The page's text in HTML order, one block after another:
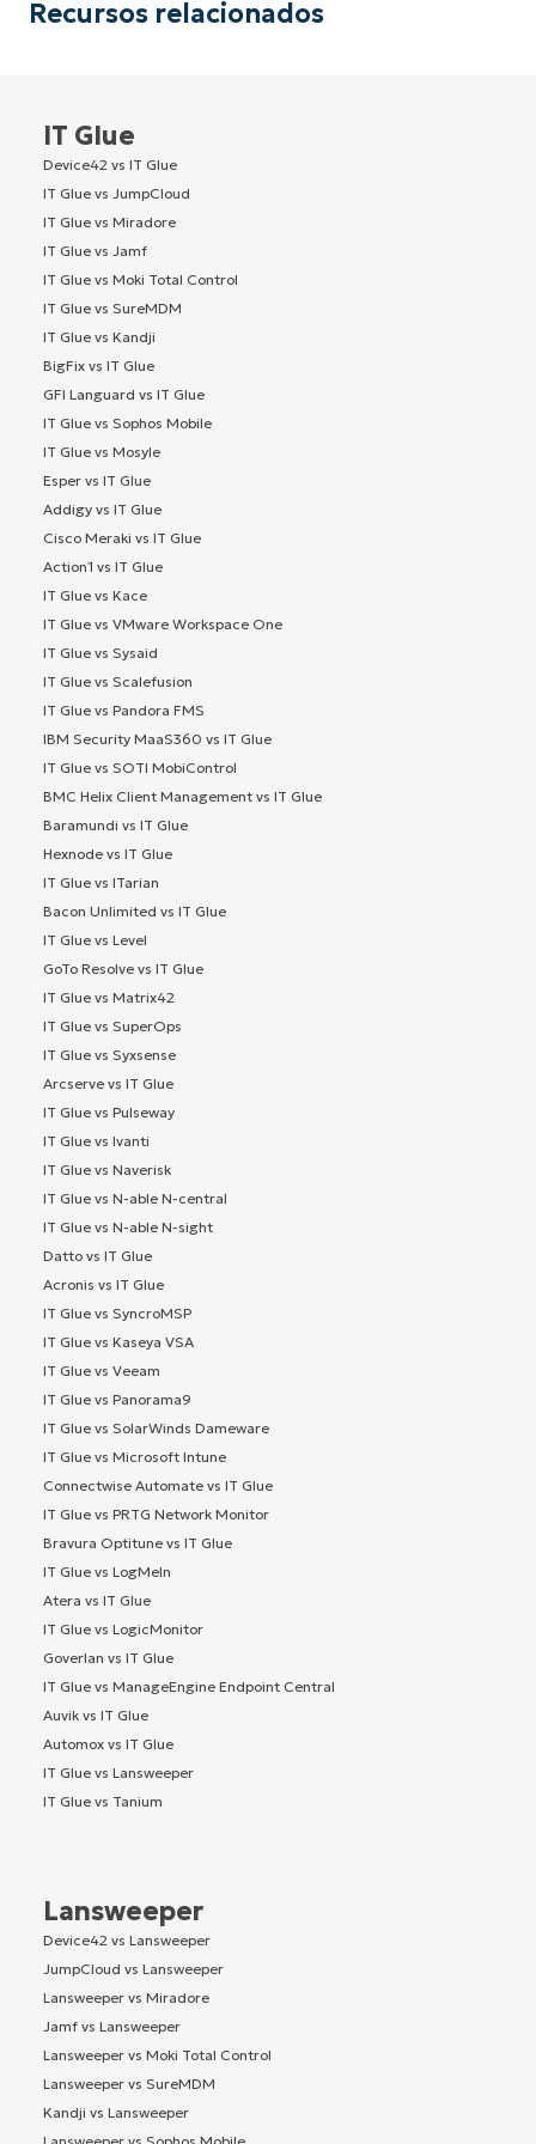
Recursos relacionados
IT Glue
Device42 vs IT Glue
IT Glue vs JumpCloud
IT Glue vs Miradore
IT Glue vs Jamf
IT Glue vs Moki Total Control
IT Glue vs SureMDM
IT Glue vs Kandji
BigFix vs IT Glue
GFI Languard vs IT Glue
IT Glue vs Sophos Mobile
IT Glue vs Mosyle
Esper vs IT Glue
Addigy vs IT Glue
Cisco Meraki vs IT Glue
Action1 vs IT Glue
IT Glue vs Kace
IT Glue vs VMware Workspace One
IT Glue vs Sysaid
IT Glue vs Scalefusion
IT Glue vs Pandora FMS
IBM Security MaaS360 vs IT Glue
IT Glue vs SOTI MobiControl
BMC Helix Client Management vs IT Glue
Baramundi vs IT Glue
Hexnode vs IT Glue
IT Glue vs ITarian
Bacon Unlimited vs IT Glue
IT Glue vs Level
GoTo Resolve vs IT Glue
IT Glue vs Matrix42
IT Glue vs SuperOps
IT Glue vs Syxsense
Arcserve vs IT Glue
IT Glue vs Pulseway
IT Glue vs Ivanti
IT Glue vs Naverisk
IT Glue vs N-able N-central
IT Glue vs N-able N-sight
Datto vs IT Glue
Acronis vs IT Glue
IT Glue vs SyncroMSP
IT Glue vs Kaseya VSA
IT Glue vs Veeam
IT Glue vs Panorama9
IT Glue vs SolarWinds Dameware
IT Glue vs Microsoft Intune
Connectwise Automate vs IT Glue
IT Glue vs PRTG Network Monitor
Bravura Optitune vs IT Glue
IT Glue vs LogMeIn
Atera vs IT Glue
IT Glue vs LogicMonitor
Goverlan vs IT Glue
IT Glue vs ManageEngine Endpoint Central
Auvik vs IT Glue
Automox vs IT Glue
IT Glue vs Lansweeper
IT Glue vs Tanium
Lansweeper
Device42 vs Lansweeper
JumpCloud vs Lansweeper
Lansweeper vs Miradore
Jamf vs Lansweeper
Lansweeper vs Moki Total Control
Lansweeper vs SureMDM
Kandji vs Lansweeper